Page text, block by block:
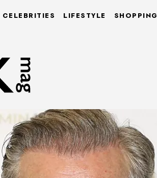
CELEBRITIES LIFESTYLE SHOPPING